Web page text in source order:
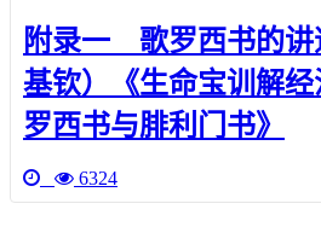
附录一 歌罗西书的讲
基钦）《生命宝训解
罗西书与腓利门书》
6324